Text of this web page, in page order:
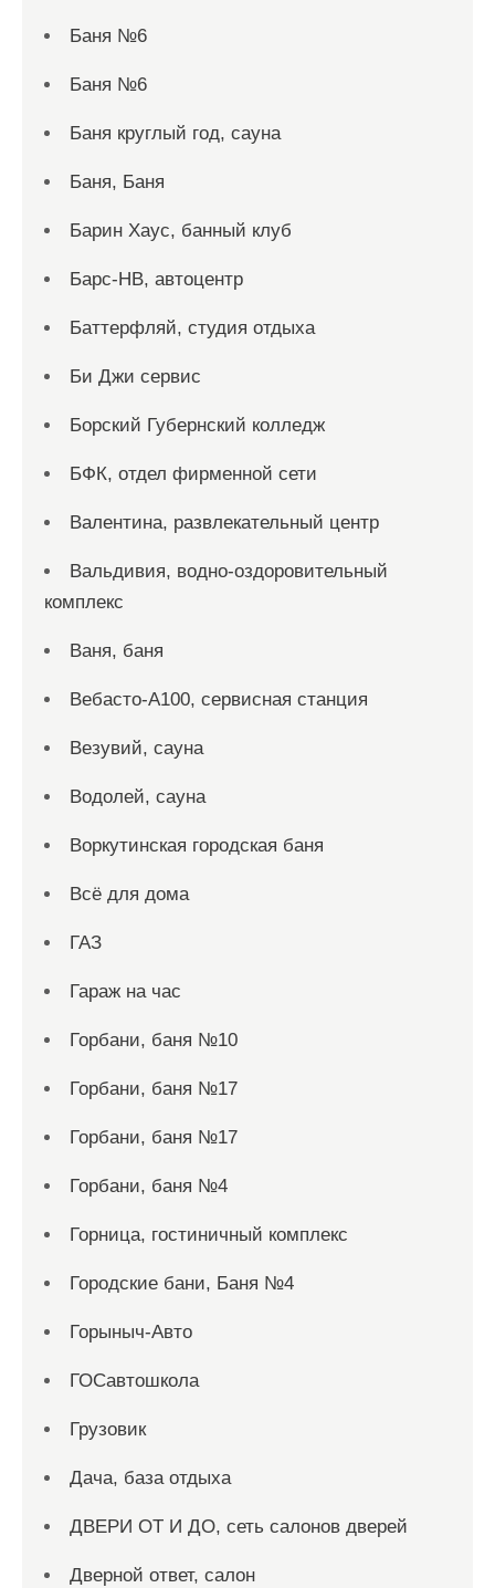
Баня №6
Баня №6
Баня круглый год, сауна
Баня, Баня
Барин Хаус, банный клуб
Барс-НВ, автоцентр
Баттерфляй, студия отдыха
Би Джи сервис
Борский Губернский колледж
БФК, отдел фирменной сети
Валентина, развлекательный центр
Вальдивия, водно-оздоровительный
комплекс
Ваня, баня
Вебасто-А100, сервисная станция
Везувий, сауна
Водолей, сауна
Воркутинская городская баня
Всё для дома
ГАЗ
Гараж на час
Горбани, баня №10
Горбани, баня №17
Горбани, баня №17
Горбани, баня №4
Горница, гостиничный комплекс
Городские бани, Баня №4
Горыныч-Авто
ГОСавтошкола
Грузовик
Дача, база отдыха
ДВЕРИ ОТ И ДО, сеть салонов дверей
Дверной ответ, салон